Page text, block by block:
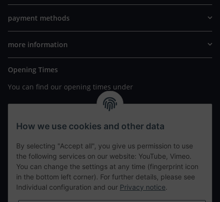
payment methods
more information
Opening Times
You can find our opening times under
https://www.wannavapor.de/Filialen
your personal site
contact details
tweet
teilen
How we use cookies and other data
By selecting "Accept all", you give us permission to use
the following services on our website: YouTube, Vimeo.
You can change the settings at any time (fingerprint icon
in the bottom left corner). For further details, please see
Individual configuration and our Privacy notice.